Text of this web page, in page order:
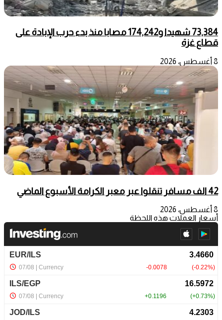
73,384 شهيدا و174,242 مصابا منذ بدء حرب الإبادة على
قطاع غزة
8 أغسطس، 2026
42 الف مسافر تنقلوا عبر معبر الكرامة الأسبوع الماضي
8 أغسطس، 2026
أسعار العملات هذه اللحظة